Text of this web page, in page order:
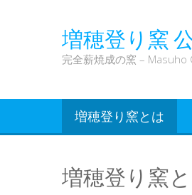
増穂登り窯
完全薪焼成の窯 – Masuho
増穂登り窯とは
増穂登り窯